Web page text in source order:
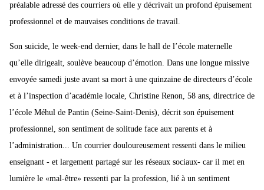
préalable adressé des courriers où elle y décrivait un profond épuisement
professionnel et de mauvaises conditions de travail.
Son suicide, le week-end dernier, dans le hall de l’école maternelle
qu’elle dirigeait, soulève beaucoup d’émotion. Dans une longue missive
envoyée samedi juste avant sa mort à une quinzaine de directeurs d’école
et à l’inspection d’académie locale, Christine Renon, 58 ans, directrice de
l’école Méhul de Pantin (Seine-Saint-Denis), décrit son épuisement
professionnel, son sentiment de solitude face aux parents et à
l’administration... Un courrier douloureusement ressenti dans le milieu
enseignant - et largement partagé sur les réseaux sociaux- car il met en
lumière le «mal-être» ressenti par la profession, lié à un sentiment